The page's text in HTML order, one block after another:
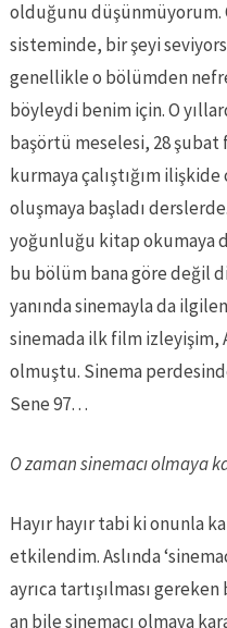
olduğunu
sisteminde, bir şeyi
genellikle o bölümden
böyleydi benim için. O
başörtü meselesi, 28
kurmaya çalıştığım
oluşmaya başladı
yoğunluğu kitap okumaya
bu bölüm bana göre değil
yanında sinemayla da
sinemada ilk film izleyişim,
olmuştu. Sinema
Sene 97…
O zaman sinemacı olmaya
Hayır hayır tabi ki onunla
etkilendim. Aslında
ayrıca tartışılması gereken
an bile sinemacı olmaya